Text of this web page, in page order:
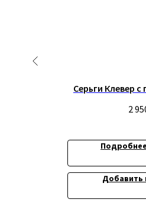
Серьги Клевер
2
Добавить